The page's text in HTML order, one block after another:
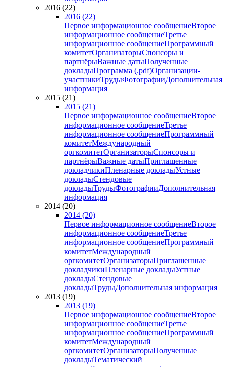
2016 (22)
2016 (22)
Первое информационное сообщениеВторое
информационное сообщениеТретье
информационное сообщениеПрограммный
комитетОрганизаторыСпонсоры и
партнёрыВажные датыПолученные
докладыПрограмма (.pdf)Организации-
участникиТрудыФотографииДополнительная
информация
2015 (21)
2015 (21)
Первое информационное сообщениеВторое
информационное сообщениеТретье
информационное сообщениеПрограммный
комитетМеждународный
оргкомитетОрганизаторыСпонсоры и
партнёрыВажные датыПриглашенные
докладчикиПленарные докладыУстные
докладыСтендовые
докладыТрудыФотографииДополнительная
информация
2014 (20)
2014 (20)
Первое информационное сообщениеВторое
информационное сообщениеТретье
информационное сообщениеПрограммный
комитетМеждународный
оргкомитетОрганизаторыПриглашенные
докладчикиПленарные докладыУстные
докладыСтендовые
докладыТрудыДополнительная информация
2013 (19)
2013 (19)
Первое информационное сообщениеВторое
информационное сообщениеТретье
информационное сообщениеПрограммный
комитетМеждународный
оргкомитетОрганизаторыПолученные
докладыТематический